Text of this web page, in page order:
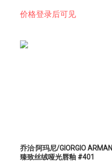
价格登录后可见
乔治·阿玛尼/GIORGIO ARMANI
臻致丝绒哑光唇釉 #401